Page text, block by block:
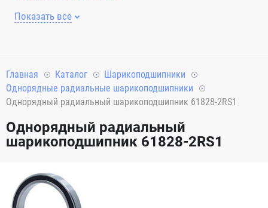
Показать все
Главная Каталог
Шарикоподшипники
Однорядные радиальные шарикоподшипники
Однорядный радиальный шарикоподшипник 61828-2RS1
Однорядный радиальный
шарикоподшипник 61828-2RS1